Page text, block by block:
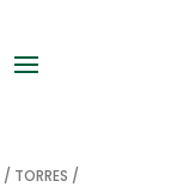
/ TORRES /